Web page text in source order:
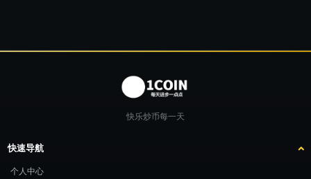
快乐炒币每一天
快速导航
个人中心